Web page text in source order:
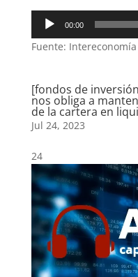
Reproductor
audio
00:00
Fuente: Intereconomía
[fondos de
nos obliga a
de la cartera en
Jul 24, 2023
24